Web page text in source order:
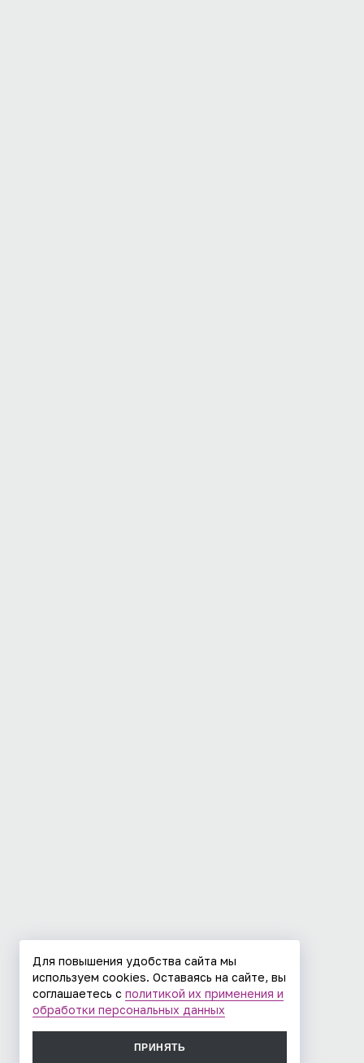
Для повышения удобства сайта мы
используем cookies. Оставаясь на сайте, вы
соглашаетесь с политикой их применения и
обработки персональных данных
ПРИНЯТЬ